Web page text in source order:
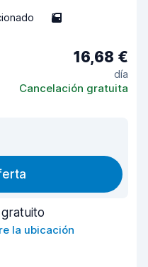
5
16,68 €
día
Cancelación gratuita
la ubicación